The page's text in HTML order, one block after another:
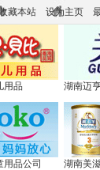
藏本站 设为主页
用品 湖南迈
用品公司 湖南美